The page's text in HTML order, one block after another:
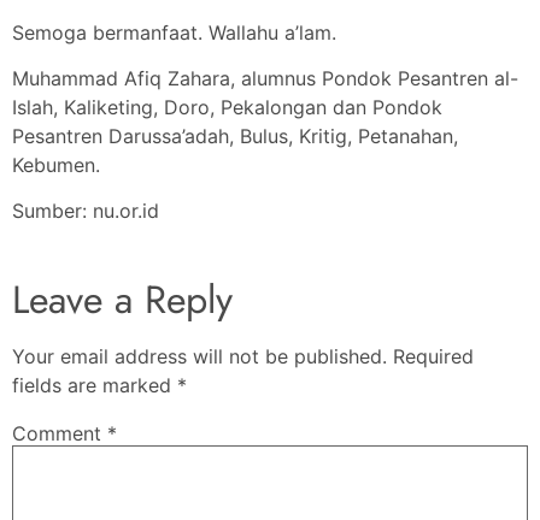
Semoga bermanfaat. Wallahu a’lam.
Muhammad Afiq Zahara, alumnus Pondok Pesantren al-
Islah, Kaliketing, Doro, Pekalongan dan Pondok
Pesantren Darussa’adah, Bulus, Kritig, Petanahan,
Kebumen.
Sumber: nu.or.id
Leave a Reply
Your email address will not be published. Required
fields are marked *
Comment *